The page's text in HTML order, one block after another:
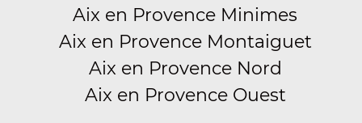
Aix en Provence Minimes
Aix en Provence Montaiguet
Aix en Provence Nord
Aix en Provence Ouest